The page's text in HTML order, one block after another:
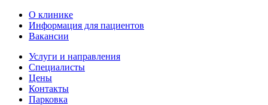
О клинике
Информация для пациентов
Вакансии
Услуги и направления
Специалисты
Цены
Контакты
Парковка